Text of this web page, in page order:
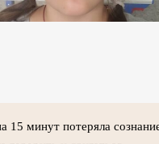
15 минут потеряла